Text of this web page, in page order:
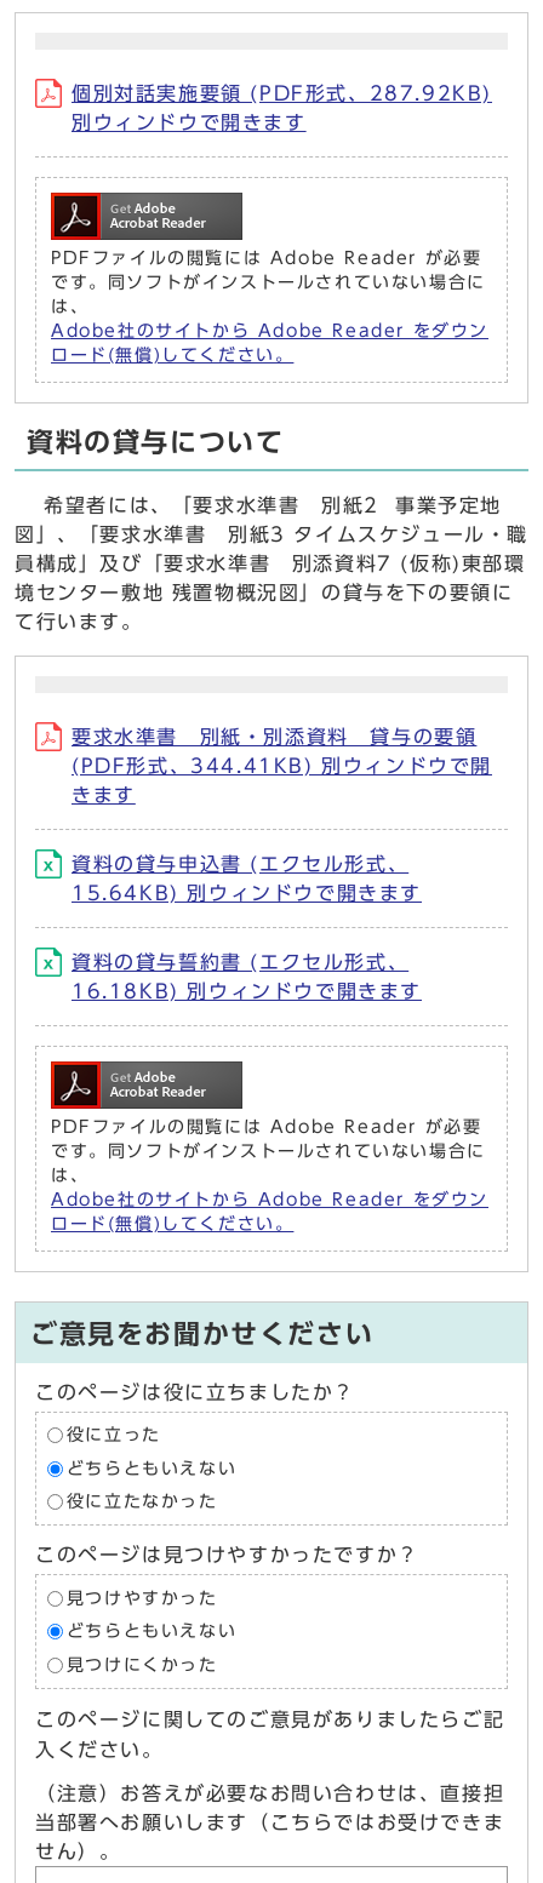
個別対話実施要領 (PDF形式、287.92KB)
別ウィンドウで開きます
PDFファイルの閲覧には Adobe Reader が必要
です。同ソフトがインストールされていない場合に
は、
Adobe社のサイトから Adobe Reader をダウン
ロード(無償)してください。
資料の貸与について
希望者には、「要求水準書 別紙2 事業予定地
図」、「要求水準書 別紙3 タイムスケジュール・職
員構成」及び「要求水準書 別添資料7 (仮称)東部環
境センター敷地 残置物概況図」の貸与を下の要領に
て行います。
要求水準書 別紙・別添資料 貸与の要領
(PDF形式、344.41KB) 別ウィンドウで開
きます
資料の貸与申込書 (エクセル形式、
15.64KB) 別ウィンドウで開きます
資料の貸与誓約書 (エクセル形式、
16.18KB) 別ウィンドウで開きます
PDFファイルの閲覧には Adobe Reader が必要
です。同ソフトがインストールされていない場合に
は、
Adobe社のサイトから Adobe Reader をダウン
ロード(無償)してください。
ご意見をお聞かせください
このページは役に立ちましたか？
役に立った
どちらともいえない
役に立たなかった
このページは見つけやすかったですか？
見つけやすかった
どちらともいえない
見つけにくかった
このページに関してのご意見がありましたらご記
入ください。
（注意）お答えが必要なお問い合わせは、直接担
当部署へお願いします（こちらではお受けできま
せん）。